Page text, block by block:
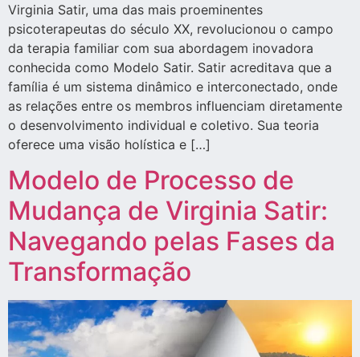
Virginia Satir, uma das mais proeminentes
psicoterapeutas do século XX, revolucionou o campo
da terapia familiar com sua abordagem inovadora
conhecida como Modelo Satir. Satir acreditava que a
família é um sistema dinâmico e interconectado, onde
as relações entre os membros influenciam diretamente
o desenvolvimento individual e coletivo. Sua teoria
oferece uma visão holística e […]
Modelo de Processo de
Mudança de Virginia Satir:
Navegando pelas Fases da
Transformação